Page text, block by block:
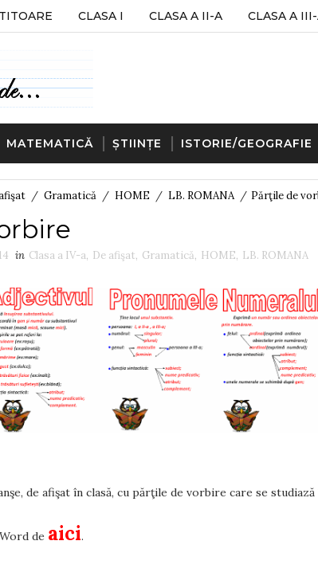
CLASA I CLASA A II-A CLASA A
MATEMATICĂ ȘTIINȚE ISTORIE/GEOGRAFIE
/ Gramatică / HOME / LB. ROMANA / Părţile de
in Clasa a IV-a, De afişat, Gramatică, HOME, LB. ROMANA
de afişat în clasă, cu părţile de vorbire care se
de aici.